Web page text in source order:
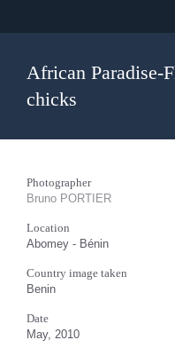
African Paradise-
chicks
Photographer
Bruno PORTIER
Location
Abomey - Bénin
Country image taken
Benin
Date
May, 2010